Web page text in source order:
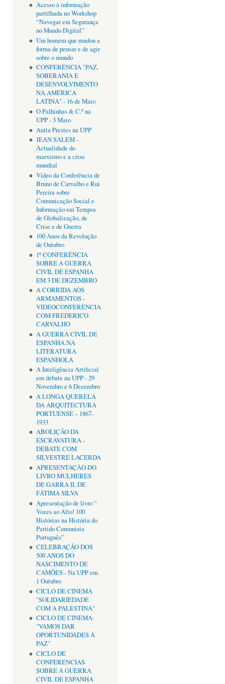
Acesso à informação
partilhada no Workshop
“Navegar em Segurança
no Mundo Digital”
Um homem que mudou a
forma de pensar e de agir
sobre o mundo
CONFERÊNCIA "PAZ,
SOBERANIA E
DESENVOLVIMENTO
NA AMÉRICA
LATINA" - 16 de Maio
O Palhinhas & C.ª na
UPP - 3 Maio
Anita Prestes na UPP
JEAN SALEM -
Actualidade do
marxismo e a crise
mundial
Vídeo da Conferência de
Bruno de Carvalho e Rui
Pereira sobre
Comunicação Social e
Informação em Tempos
de Globalização, de
Crise e de Guerra
100 Anos da Revolução
de Outubro
1ª CONFERÊNCIA
SOBRE A GUERRA
CIVIL DE ESPANHA
EM 3 DE DEZEMBRO
A CORRIDA AOS
ARMAMENTOS -
VIDEOCONFERÊNCIA
COM FREDERICO
CARVALHO
A GUERRA CIVIL DE
ESPANHA NA
LITERATURA
ESPANHOLA
A Inteligência Artificial
em debate na UPP - 29
Novembro e 6 Dezembro
A LONGA QUERELA
DA ARQUITECTURA
PORTUENSE – 1867-
1933
ABOLIÇÃO DA
ESCRAVATURA -
DEBATE COM
SILVESTRE LACERDA
APRESENTAÇÂO DO
LIVRO MULHERES
DE GARRA II, DE
FÁTIMA SILVA
Apresentação de livro “
Vozes ao Alto! 100
Histórias na História do
Partido Comunista
Português”
CELEBRAÇÃO DOS
500 ANOS DO
NASCIMENTO DE
CAMÕES - Na UPP em
1 Outubro
CICLO DE CINEMA
"SOLIDARIEDADE
COM A PALESTINA"
CICLO DE CINEMA:
"VAMOS DAR
OPORTUNIDADES À
PAZ"
CICLO DE
CONFERENCIAS
SOBRE A GUERRA
CIVIL DE ESPANHA